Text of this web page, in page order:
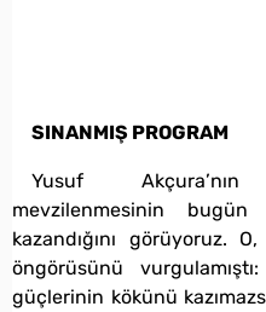
SINANMIŞ PROGRAM
Yusuf Akçura’nın
mevzilenmesinin
kazandığını görüyoruz.
öngörüsünü
güçlerinin kökünü